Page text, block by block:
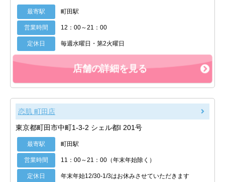
最寄駅 町田駅
営業時間 12：00～21：00
定休日 毎週水曜日・第2火曜日
店舗の詳細を見る
恋肌 町田店
東京都町田市中町1-3-2 シェル都I 201号
最寄駅 町田駅
営業時間 11：00～21：00（年末年始除く）
定休日 年末年始12/30-1/3はお休みさせていただきます